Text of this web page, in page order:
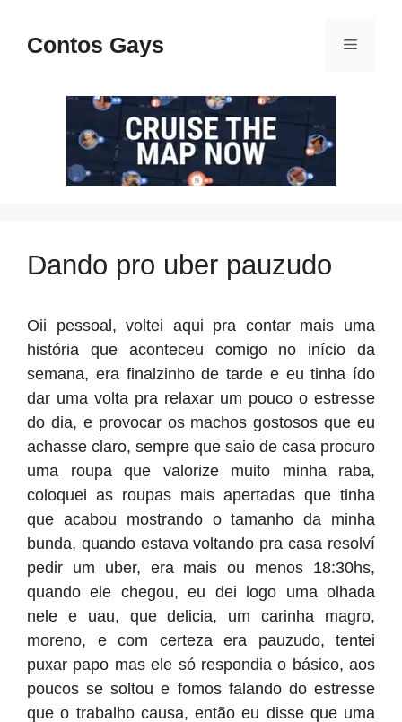
paraContos Gays Menu
Dando pro uber pauzudo
Oii pessoal, voltei aqui pra contar mais uma
história que aconteceu comigo no início da
semana, era finalzinho de tarde e eu tinha ído
dar uma volta pra relaxar um pouco o estresse
do dia, e provocar os machos gostosos que eu
achasse claro, sempre que saio de casa procuro
uma roupa que valorize muito minha raba,
coloquei as roupas mais apertadas que tinha
que acabou mostrando o tamanho da minha
bunda, quando estava voltando pra casa resolví
pedir um uber, era mais ou menos 18:30hs,
quando ele chegou, eu dei logo uma olhada
nele e uau, que delicia, um carinha magro,
moreno, e com certeza era pauzudo, tentei
puxar papo mas ele só respondia o básico, aos
poucos se soltou e fomos falando do estresse
que o trabalho causa, então eu disse que uma